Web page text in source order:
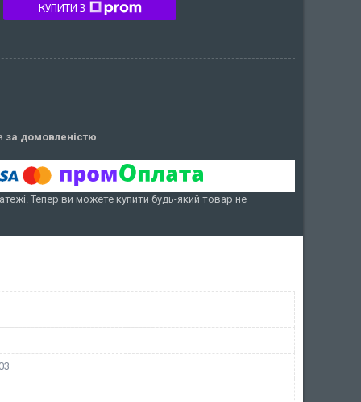
КУПИТИ З
за домовленістю
Тепер ви можете купити будь-який товар не